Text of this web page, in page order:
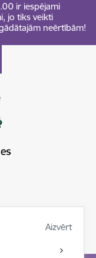
ir iespējami
jo tiks veikti
neērtībām!
Aizvērt